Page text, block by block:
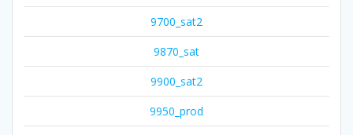
9700_sat2
9870_sat
9900_sat2
9950_prod